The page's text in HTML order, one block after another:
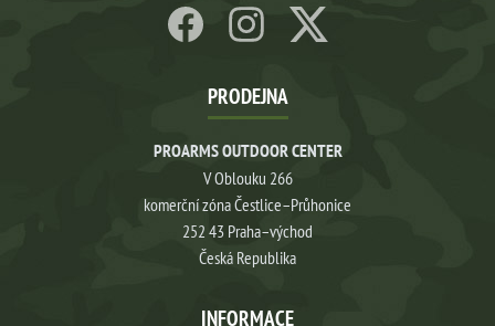
PRODEJNA
PROARMS OUTDOOR CENTER
V Oblouku 266
komerční zóna Čestlice–Průhonice
252 43 Praha–východ
Česká Republika
INFORMACE